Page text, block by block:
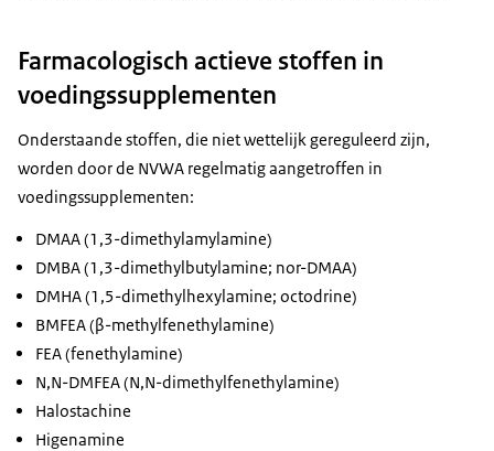
Farmacologisch actieve stoffen in
voedingssupplementen
Onderstaande stoffen, die niet wettelijk gereguleerd zijn,
worden door de NVWA regelmatig aangetroffen in
voedingssupplementen:
DMAA (1,3-dimethylamylamine)
DMBA (1,3-dimethylbutylamine; nor-DMAA)
DMHA (1,5-dimethylhexylamine; octodrine)
BMFEA (β-methylfenethylamine)
FEA (fenethylamine)
N,N-DMFEA (N,N-dimethylfenethylamine)
Halostachine
Higenamine